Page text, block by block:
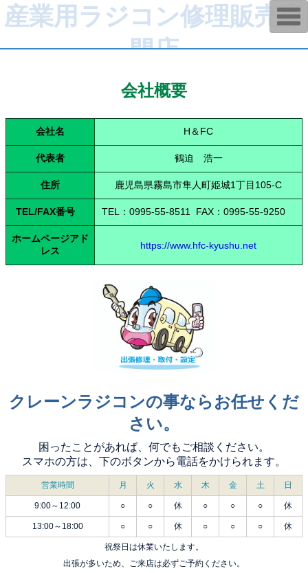
産業用ラジコン修理販売専
門店
会社概要
会社名 H＆FC
代表者 鶴迫 浩一
住所 鹿児島県霧島市隼人町姫城1丁目105-C
TEL/FAX番号 TEL：0995-55-8511 FAX：0995-55-9250
ホームページアド
レス
https://www.hfc-kyushu.net
クレーンラジコンの事ならお任せくだ
さい。
困ったことがあれば、何でもご相談ください。
スマホの方は、下のボタンから電話をかけられます。
営業時間 月 火 水 木 金 土 日
9:00～12:00 ○ ○ 休 ○ ○ ○ 休
13:00～18:00 ○ ○ 休 ○ ○ ○ 休
祝祭日は休業いたします。
出張が多いため、ご来店は必ずご予約ください。
T
o
g
i